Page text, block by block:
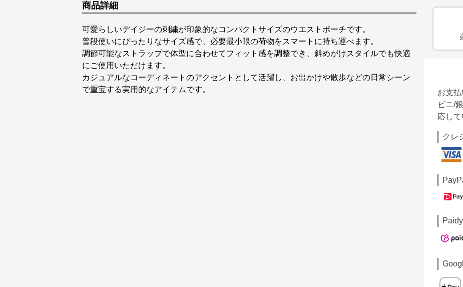
商品詳細
可愛らしいデイジーの刺繍が印象的なコンパクトサイズのウエストポーチです。
普段使いにぴったりなサイズ感で、必要最小限の荷物をスマートに持ち運べます。
調節可能なストラップで体型に合わせてフィット感を調整でき、斜めがけスタイルでも快適
にご使用いただけます。
カジュアルなコーディネートのアクセントとして活躍し、お出かけや散歩などの日常シーン
で重宝する実用的なアイテムです。
お支
ビニ/
応して
クレ
Paidy